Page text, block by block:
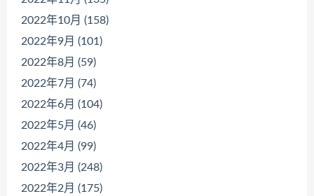
2022年10月 (158)
2022年9月 (101)
2022年8月 (59)
2022年7月 (74)
2022年6月 (104)
2022年5月 (46)
2022年4月 (99)
2022年3月 (248)
2022年2月 (175)